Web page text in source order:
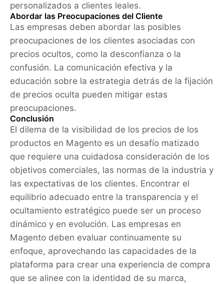
personalizados a clientes leales.
Abordar las Preocupaciones del Cliente
Las empresas deben abordar las posibles
preocupaciones de los clientes asociadas con
precios ocultos, como la desconfianza o la
confusión. La comunicación efectiva y la
educación sobre la estrategia detrás de la fijación
de precios oculta pueden mitigar estas
preocupaciones.
Conclusión
El dilema de la visibilidad de los precios de los
productos en Magento es un desafío matizado
que requiere una cuidadosa consideración de los
objetivos comerciales, las normas de la industria y
las expectativas de los clientes. Encontrar el
equilibrio adecuado entre la transparencia y el
ocultamiento estratégico puede ser un proceso
dinámico y en evolución. Las empresas en
Magento deben evaluar continuamente su
enfoque, aprovechando las capacidades de la
plataforma para crear una experiencia de compra
que se alinee con la identidad de su marca,